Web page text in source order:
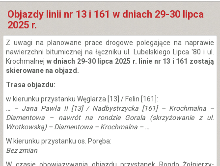
Objazdy linii nr 13 i 161 w dniach 29-30 lipca
2025 r.
Z uwagi na planowane prace drogowe polegające na naprawie
nawierzchni bitumicznej na łączniku ul. Lubelskiego Lipca '80 i ul.
Krochmalnej w dniach 29-30 lipca 2025 r. linie nr 13 i 161 zostają
skierowane na objazd.
Trasa objazdu:
w kierunku przystanku Węglarza [13] / Felin [161]:
… – Jana Pawła II [13] / Nadbystrzycka [161] – Krochmalna –
Diamentowa – nawrót na rondzie Gorala (skrzyżowanie z ul.
Wrotkowską) – Diamentowa – Krochmalna – …
W kierunku przystanku os. Poręba:
Bez zmian